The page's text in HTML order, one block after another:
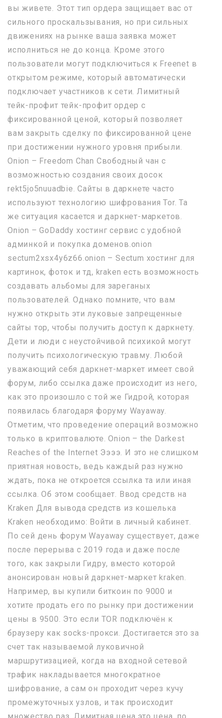
вы живете. Этот тип ордера защищает вас от
сильного проскальзывания, но при сильных
движениях на рынке ваша заявка может
исполниться не до конца. Кроме этого
пользователи могут подключиться к Freenet в
открытом режиме, который автоматически
подключает участников к сети. Лимитный
тейк-профит тейк-профит ордер с
фиксированной ценой, который позволяет
вам закрыть сделку по фиксированной цене
при достижении нужного уровня прибыли.
Onion – Freedom Chan Свободный чан с
возможностью создания своих досок
rekt5jo5nuuadbie. Сайты в даркнете часто
используют технологию шифрования Tor. Та
же ситуация касается и даркнет-маркетов.
Onion – GoDaddy хостинг сервис с удобной
админкой и покупка доменов.onion
sectum2xsx4y6z66.onion – Sectum хостинг для
картинок, фоток и тд, kraken есть возможность
создавать альбомы для зареганых
пользователей. Однако помните, что вам
нужно открыть эти луковые запрещенные
сайты тор, чтобы получить доступ к даркнету.
Дети и люди с неустойчивой психикой могут
получить психологическую травму. Любой
уважающий себя даркнет-маркет имеет свой
форум, либо ссылка даже происходит из него,
как это произошло с той же Гидрой, которая
появилась благодаря форуму Wayaway.
Отметим, что проведение операций возможно
только в криптовалюте. Onion – the Darkest
Reaches of the Internet Ээээ. И это не слишком
приятная новость, ведь каждый раз нужно
ждать, пока не откроется ссылка та или иная
ссылка. Об этом сообщает. Ввод средств на
Kraken Для вывода средств из кошелька
Kraken необходимо: Войти в личный кабинет.
По сей день форум Wayaway существует, даже
после перерыва с 2019 года и даже после
того, как закрыли Гидру, вместо которой
анонсирован новый даркнет-маркет kraken.
Например, вы купили биткоин по 9000 и
хотите продать его по рынку при достижении
цены в 9500. Это если TOR подключён к
браузеру как socks-прокси. Достигается это за
счет так называемой луковичной
маршрутизацией, когда на входной сетевой
трафик накладывается многократное
шифрование, а сам он проходит через кучу
промежуточных узлов, и так происходит